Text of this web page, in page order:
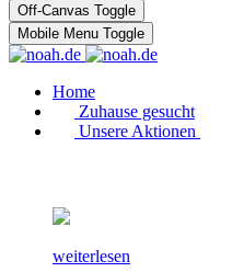
Off-Canvas Toggle
Mobile Menu Toggle
Home
Zuhause gesucht
Unsere Aktionen
weiterlesen